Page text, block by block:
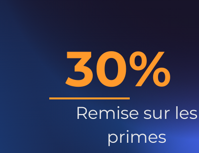
30%
Remise sur les
primes